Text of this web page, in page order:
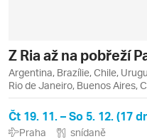
Z Ria až na pobřeží
Argentina, Brazílie, Chile,
Rio de Janeiro, Buenos Aires,
Sacramento, Copacabana,
Ipanema, Leblon, Mendoza,
Tigre, Valparaiso, Viňa del Mar
Čt 19. 11. – So 5. 12. (17
Praha snídaně